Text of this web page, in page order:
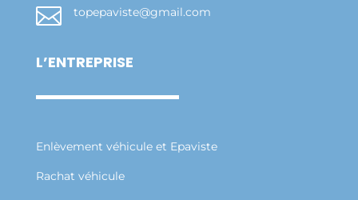
 topepaviste@gmail.com
L’ENTREPRISE
Enlèvement véhicule et Epaviste
Rachat véhicule